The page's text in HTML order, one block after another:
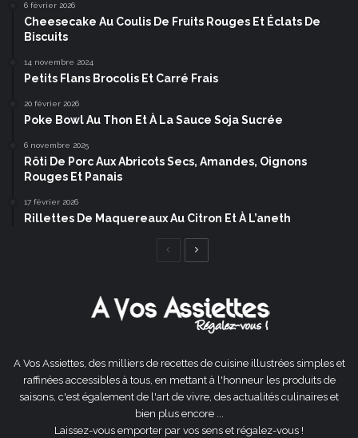
6 février 2026
Cheesecake Au Coulis De Fruits Rouges Et Éclats De
Biscuits
14 novembre 2024
Petits Flans Brocolis Et Carré Frais
20 février 2026
Poke Bowl Au Thon Et À La Sauce Soja Sucrée
6 novembre 2025
Rôti De Porc Aux Abricots Secs, Amandes, Oignons
Rouges Et Panais
17 février 2026
Rillettes De Maquereaux Au Citron Et À L’aneth
Page
A Vos Assiettes, des milliers de recettes de cuisine illustrées simples et
raffinées accessibles à tous, en mettant à l'honneur les produits de
saisons, c'est également de l'art de vivre, des actualités culinaires et
bien plus encore ...
Laissez-vous emporter par vos sens et régalez-vous !